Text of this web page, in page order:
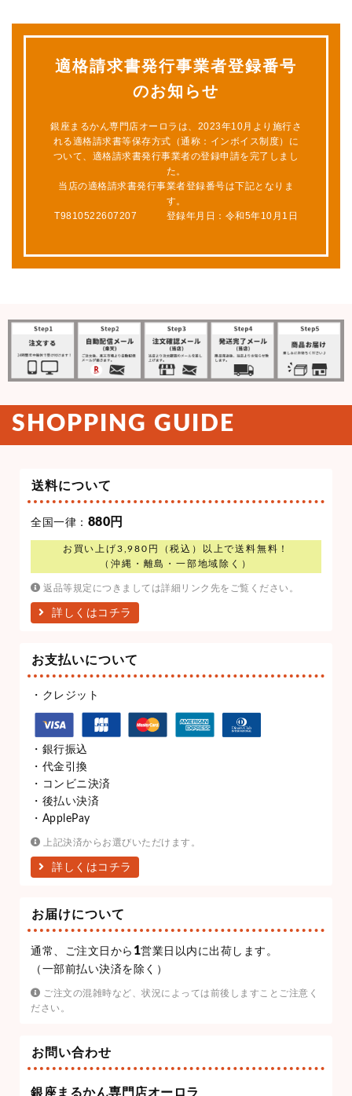
適格請求書発行事業者登録番号
のお知らせ
銀座まるかん専門店オーロラは、2023年10月より施行さ
れる適格請求書等保存方式（通称：インボイス制度）に
ついて、適格請求書発行事業者の登録申請を完了しまし
た。
当店の適格請求書発行事業者登録番号は下記となりま
す。
T9810522607207 登録年月日：令和5年10月1日
SHOPPING GUIDE
送料について
全国一律： 880円
お買い上げ3,980円（税込）以上で送料無料！
（沖縄・離島・一部地域除く）
返品等規定につきましては詳細リンク先をご覧ください。
詳しくはコチラ
お支払いについて
・クレジット
・銀行振込
・代金引換
・コンビニ決済
・後払い決済
・ApplePay
上記決済からお選びいただけます。
詳しくはコチラ
お届けについて
通常、ご注文日から 1営業日以内に出荷します。
（一部前払い決済を除く）
ご注文の混雑時など、状況によっては前後しますことご注意く
ださい。
お問い合わせ
銀座まるかん専門店オーロラ